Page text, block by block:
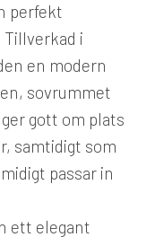
perfekt
i
en modern
sovrummet
gott om plats
samtidigt som
passar in
ett elegant